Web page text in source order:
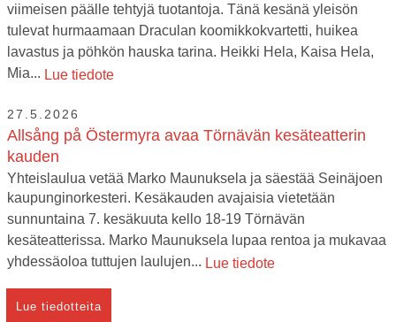
viimeisen päälle tehtyjä tuotantoja. Tänä kesänä yleisön
tulevat hurmaamaan Draculan koomikkokvartetti, huikea
lavastus ja pöhkön hauska tarina. Heikki Hela, Kaisa Hela,
Mia... Lue tiedote
27.5.2026
Allsång på Östermyra avaa Törnävän kesäteatterin
kauden
Yhteislaulua vetää Marko Maunuksela ja säestää Seinäjoen
kaupunginorkesteri. Kesäkauden avajaisia vietetään
sunnuntaina 7. kesäkuuta kello 18-19 Törnävän
kesäteatterissa. Marko Maunuksela lupaa rentoa ja mukavaa
yhdessäoloa tuttujen laulujen... Lue tiedote
Lue tiedotteita